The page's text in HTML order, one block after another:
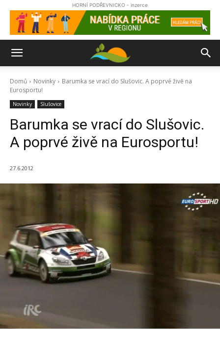
HORNÍ PODŘEVNICKO - inzerce
Domů Novinky
Barumka se vrací do Slušovic. A poprvé živě na
Eurosportu!
Novinky Slušovice
Barumka se vrací do Slušovic.
A poprvé živě na Eurosportu!
27.6.2012